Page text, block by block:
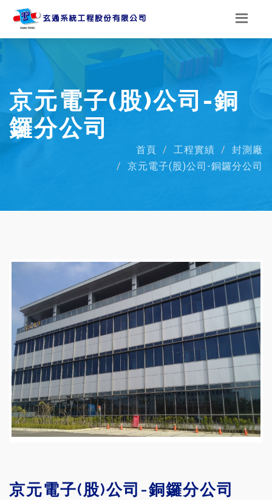
京元電子(股)公司-銅
鑼分公司
首頁 工程實績
封測廠
京元電子(股)公司-銅鑼分公司
京元電子(股)公司-銅鑼分公司